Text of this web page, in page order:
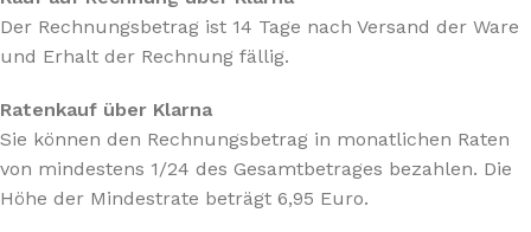
Der Rechnungsbetrag ist 14 Tage nach Versand der Ware
und Erhalt der Rechnung fällig.
Ratenkauf über Klarna
Sie können den Rechnungsbetrag in monatlichen Raten
von mindestens 1/24 des Gesamtbetrages bezahlen. Die
Höhe der Mindestrate beträgt 6,95 Euro.